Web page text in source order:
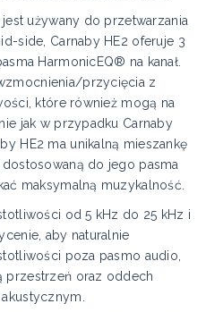
używany do przetwarzania
side, Carnaby HE2 oferuje 3
HarmonicEQ® na kanał.
przycięcia z
które również mogą na
jak w przypadku Carnaby
HE2 ma unikalną mieszankę
do jego pasma
maksymalną muzykalność.
od 5 kHz do 25 kHz i
aby naturalnie
poza pasmo audio,
przestrzeń oraz oddech